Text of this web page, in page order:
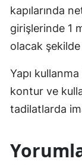
kapılarında
girişlerinde 1
olacak şekilde
Yapı
kontur ve
tadilatlarda